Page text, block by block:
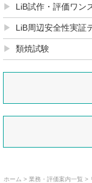
LiB試作・評価ワン
LiB周辺安全性実証
類焼試験
ホーム > 業務・評価案内一覧 >